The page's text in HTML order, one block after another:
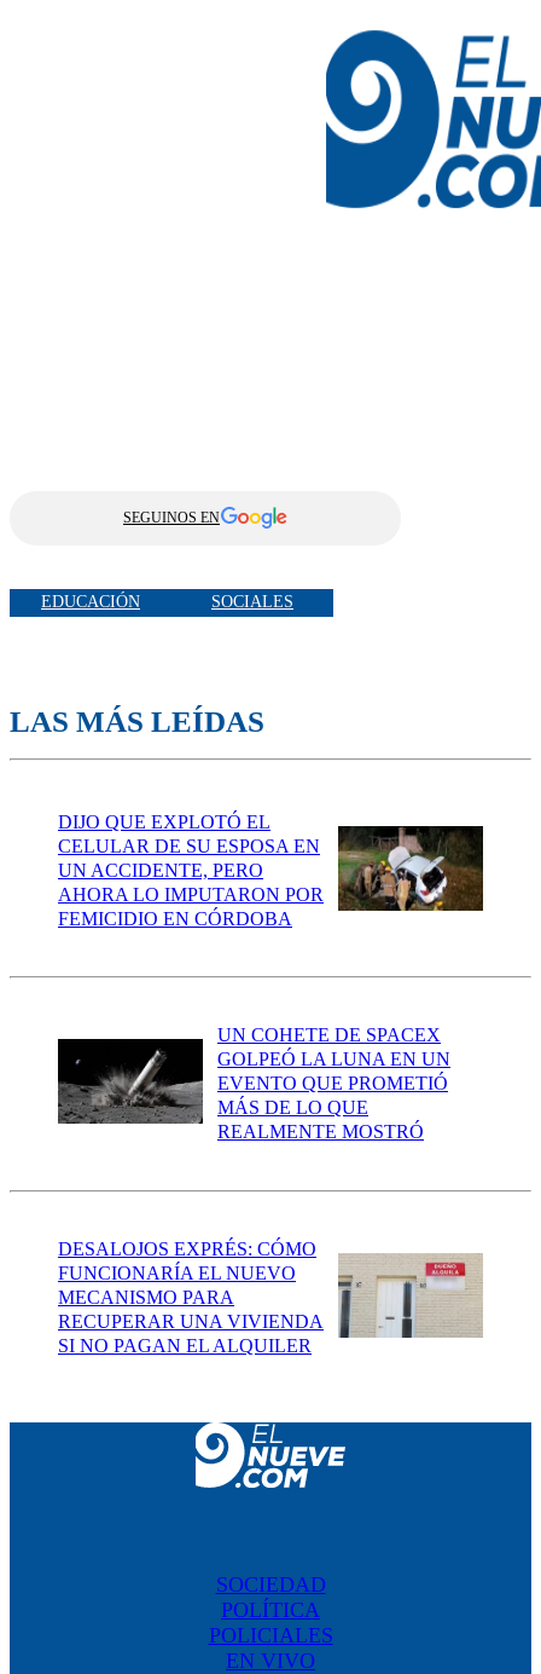
SEGUINOS EN
EDUCACIÓN SOCIALES
LAS MÁS LEÍDAS
DIJO QUE EXPLOTÓ EL
CELULAR DE SU ESPOSA EN
UN ACCIDENTE, PERO
AHORA LO IMPUTARON POR
FEMICIDIO EN CÓRDOBA
UN COHETE DE SPACEX
GOLPEÓ LA LUNA EN UN
EVENTO QUE PROMETIÓ
MÁS DE LO QUE
REALMENTE MOSTRÓ
DESALOJOS EXPRÉS: CÓMO
FUNCIONARÍA EL NUEVO
MECANISMO PARA
RECUPERAR UNA VIVIENDA
SI NO PAGAN EL ALQUILER
SOCIEDAD
POLÍTICA
POLICIALES
EN VIVO